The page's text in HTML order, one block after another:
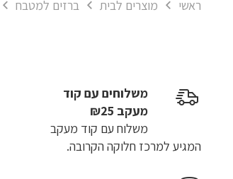
ראשי
מוצרים לבית ברזים למטבח
משלוחים עם קוד
מעקב ₪25
משלוח​ עם קוד מעקב
המגיע למרכז חלוקה הקרובה.